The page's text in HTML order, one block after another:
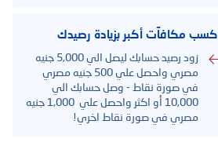
اكسب مكافآت أكبر بزيادة رصيدك
زود رصيد حسابك ليصل الي 5,000 جنيه
مصري واحصل علي 500 جنيه مصري
في صورة نقاط - وصل حسابك الي
10,000 أو اكثر واحصل علي 1,000 جنيه
مصري في صورة نقاط اخري!